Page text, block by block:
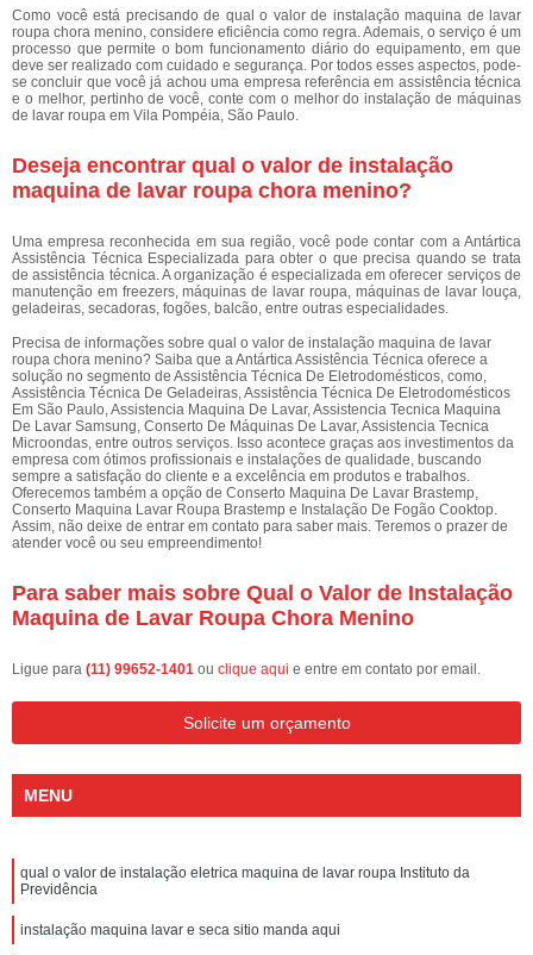
Como você está precisando de qual o valor de instalação maquina de lavar
roupa chora menino, considere eficiência como regra. Ademais, o serviço é um
processo que permite o bom funcionamento diário do equipamento, em que
deve ser realizado com cuidado e segurança. Por todos esses aspectos, pode-
se concluir que você já achou uma empresa referência em assistência técnica
e o melhor, pertinho de você, conte com o melhor do instalação de máquinas
de lavar roupa em Vila Pompéia, São Paulo.
Deseja encontrar qual o valor de instalação
maquina de lavar roupa chora menino?
Uma empresa reconhecida em sua região, você pode contar com a Antártica
Assistência Técnica Especializada para obter o que precisa quando se trata
de assistência técnica. A organização é especializada em oferecer serviços de
manutenção em freezers, máquinas de lavar roupa, máquinas de lavar louça,
geladeiras, secadoras, fogões, balcão, entre outras especialidades.
Precisa de informações sobre qual o valor de instalação maquina de lavar
roupa chora menino? Saiba que a Antártica Assistência Técnica oferece a
solução no segmento de Assistência Técnica De Eletrodomésticos, como,
Assistência Técnica De Geladeiras, Assistência Técnica De Eletrodomésticos
Em São Paulo, Assistencia Maquina De Lavar, Assistencia Tecnica Maquina
De Lavar Samsung, Conserto De Máquinas De Lavar, Assistencia Tecnica
Microondas, entre outros serviços. Isso acontece graças aos investimentos da
empresa com ótimos profissionais e instalações de qualidade, buscando
sempre a satisfação do cliente e a excelência em produtos e trabalhos.
Oferecemos também a opção de Conserto Maquina De Lavar Brastemp,
Conserto Maquina Lavar Roupa Brastemp e Instalação De Fogão Cooktop.
Assim, não deixe de entrar em contato para saber mais. Teremos o prazer de
atender você ou seu empreendimento!
Para saber mais sobre Qual o Valor de Instalação
Maquina de Lavar Roupa Chora Menino
Ligue para (11) 99652-1401 ou clique aqui e entre em contato por email.
Solicite um orçamento
MENU
qual o valor de instalação eletrica maquina de lavar roupa Instituto da
Previdência
instalação maquina lavar e seca sitio manda aqui